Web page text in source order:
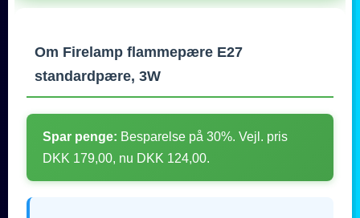
Om Firelamp flammepære E27
standardpære, 3W
Spar penge: Besparelse på 30%. Vejl. pris
DKK 179,00, nu DKK 124,00.